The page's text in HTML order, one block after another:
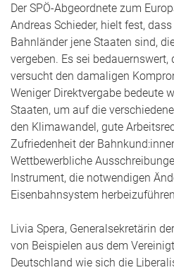
Der SPÖ-Abgeordnete zum
Andreas Schieder, hielt fest,
Bahnländer jene Staaten sind,
vergeben. Es sei
versucht den damaligen
Weniger Direktvergabe bedeute
Staaten, um auf die
den Klimawandel, gute
Zufriedenheit der
Wettbewerbliche
Instrument, die notwendigen
Eisenbahnsystem
Livia Spera, Generalsekretärin
von Beispielen aus dem
Deutschland wie sich die